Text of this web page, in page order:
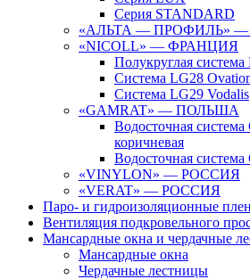
Серия STANDARD
«АЛЬТА — ПРОФИЛЬ»
«NICOLL» — ФРАНЦИЯ
Полукруглая
Система LG28
Система LG29 Vodalis
«GAMRAT» — ПОЛЬША
Водосточная система
коричневая
Водосточная
«VINYLON» — РОССИЯ
«VERAT» — РОССИЯ
Паро- и гидроизоляционные
Вентиляция подкровельного
Мансардные окна и чердачные
Мансардные окна
Чердачные лестницы